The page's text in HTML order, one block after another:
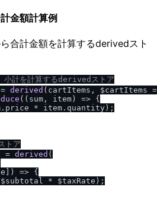
金額計算例
合計金額を計算するderivedスト
小計を計算するderivedストア
derived (cartItems, $cartItems
( ( sum, item ) => {
price * item. quantity );
トア
= derived (
) => {
* $taxRate);